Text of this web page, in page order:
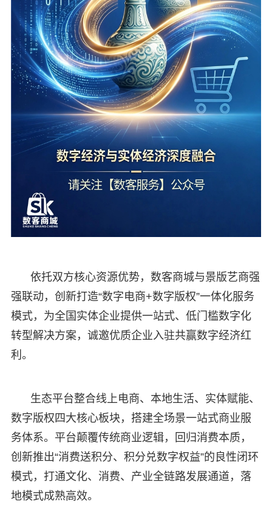
依托双方核心资源优势，数客商城与景版艺商强
强联动，创新打造“数字电商+数字版权”一体化服务
模式，为全国实体企业提供一站式、低门槛数字化
转型解决方案，诚邀优质企业入驻共赢数字经济红
利。
生态平台整合线上电商、本地生活、实体赋能、
数字版权四大核心板块，搭建全场景一站式商业服
务体系。平台颠覆传统商业逻辑，回归消费本质，
创新推出“消费送积分、积分兑数字权益”的良性闭环
模式，打通文化、消费、产业全链路发展通道，落
地模式成熟高效。